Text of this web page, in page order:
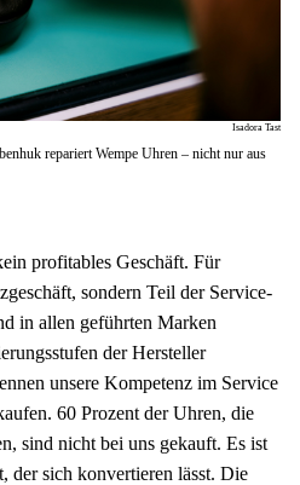
Isadora Tast
repariert Wempe Uhren – nicht nur aus
profitables Geschäft. Für
sondern Teil der Service-
in allen geführten Marken
der Hersteller
unsere Kompetenz im Service
60 Prozent der Uhren, die
sind nicht bei uns gekauft. Es ist
der sich konvertieren lässt. Die